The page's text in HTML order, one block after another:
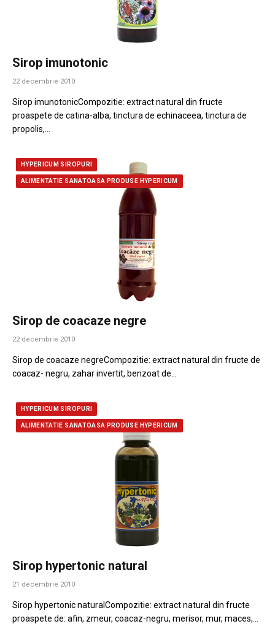
Sirop imunotonic
22 decembrie 2010
Sirop imunotonicCompozitie: extract natural din fructe
proaspete de catina-alba, tinctura de echinaceea, tinctura de
propolis,…
HYPERICUM SIROPURI
ALIMENTATIE SANATOASA PRODUSE HYPERICUM
Sirop de coacaze negre
22 decembrie 2010
Sirop de coacaze negreCompozitie: extract natural din fructe de
coacaz- negru, zahar invertit, benzoat de…
HYPERICUM SIROPURI
ALIMENTATIE SANATOASA PRODUSE HYPERICUM
Sirop hypertonic natural
21 decembrie 2010
Sirop hypertonic naturalCompozitie: extract natural din fructe
proaspete de: afin, zmeur, coacaz-negru, merisor, mur, maces,…